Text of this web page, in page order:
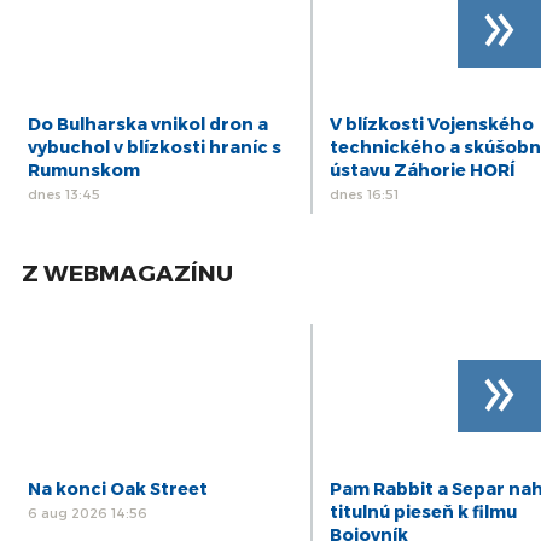
Do Bulharska vnikol dron a
vybuchol v blízkosti hraníc s
Rumunskom
dnes 13:45
V blízkosti Vojenského
technického a
ústavu Záhorie HORÍ
dnes 16:51
»
Z WEBMAGAZÍNU
Na konci Oak Street
6 aug 2026 14:56
Pam Rabbit a Separ
titulnú pieseň k filmu
Bojovník
»